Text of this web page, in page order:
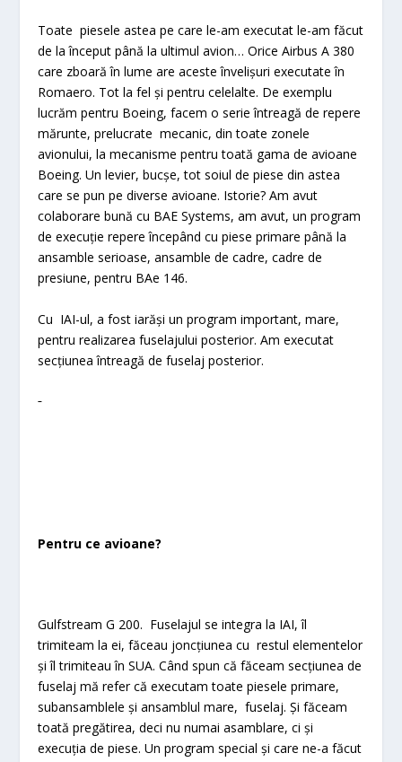
Toate piesele astea pe care le-am executat le-am făcut
de la început până la ultimul avion… Orice Airbus A 380
care zboară în lume are aceste învelișuri executate în
Romaero. Tot la fel și pentru celelalte. De exemplu
lucrăm pentru Boeing, facem o serie întreagă de repere
mărunte, prelucrate mecanic, din toate zonele
avionului, la mecanisme pentru toată gama de avioane
Boeing. Un levier, bucșe, tot soiul de piese din astea
care se pun pe diverse avioane. Istorie? Am avut
colaborare bună cu BAE Systems, am avut, un program
de execuție repere începând cu piese primare până la
ansamble serioase, ansamble de cadre, cadre de
presiune, pentru BAe 146.
Cu IAI-ul, a fost iarăși un program important, mare,
pentru realizarea fuselajului posterior. Am executat
secțiunea întreagă de fuselaj posterior.
Pentru ce avioane?
Gulfstream G 200. Fuselajul se integra la IAI, îl
trimiteam la ei, făceau joncțiunea cu restul elementelor
și îl trimiteau în SUA. Când spun că făceam secțiunea de
fuselaj mă refer că executam toate piesele primare,
subansamblele și ansamblul mare, fuselaj. Și făceam
toată pregătirea, deci nu numai asamblare, ci și
execuția de piese. Un program special și care ne-a făcut